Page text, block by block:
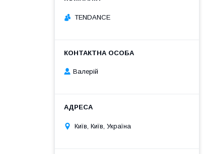
TENDANCE
Валерій
Київ, Київ, Україна